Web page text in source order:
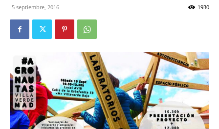
Butarque
5 septiembre, 2016 1930